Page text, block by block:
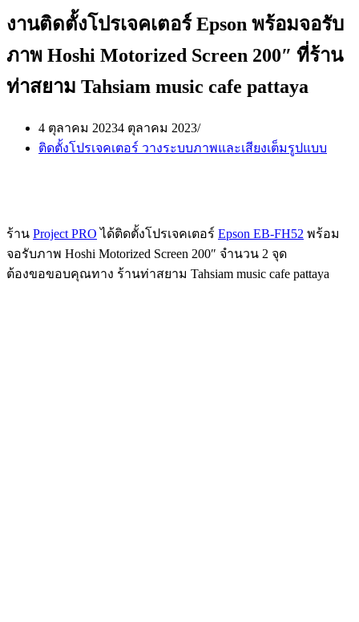
งานติดตั้งโปรเจคเตอร์ Epson พร้อมจอรับ
ภาพ Hoshi Motorized Screen 200″ ที่ร้าน
ท่าสยาม Tahsiam music cafe pattaya
4 ตุลาคม 20234 ตุลาคม 2023
ติดตั้งโปรเจคเตอร์ วางระบบภาพและเสียงเต็มรูปแบบ
ร้าน Project PRO ได้ติดตั้งโปรเจคเตอร์ Epson EB-FH52 พร้อม
จอรับภาพ Hoshi Motorized Screen 200″ จำนวน 2 จุด
ต้องขอขอบคุณทาง ร้านท่าสยาม Tahsiam music cafe pattaya